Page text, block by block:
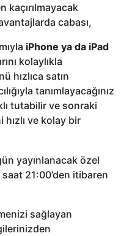
kaçırılmayacak
cabası,
iPhone ya da iPad
kolaylıkla
hızlıca satın
tanımlayacağınız
tutabilir ve sonraki
ve kolay bir
yayınlanacak özel
21:00’den itibaren
sağlayan